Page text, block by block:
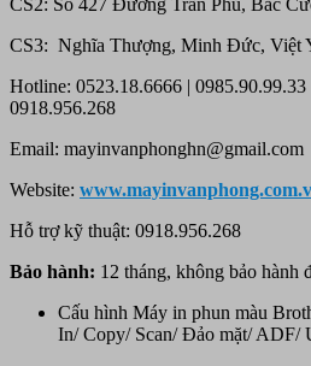
CS3: Nghĩa Thượng, Minh Đức, Việt
Hotline: 0523.18.6666 | 0985.90.99.33
0918.956.268
Email: mayinvanphonghn@gmail.com
Website:
Hỗ trợ kỹ thuật: 0918.956.268
Bảo hành: 12 tháng, không bảo hành
Cấu hình Máy in phun màu
In/ Copy/ Scan/ Đảo mặt/ ADF/